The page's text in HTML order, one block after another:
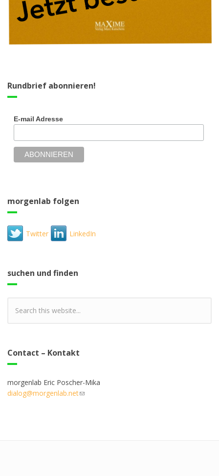
Rundbrief abonnieren!
E-mail Adresse
morgenlab folgen
Twitter LinkedIn
suchen und finden
Contact – Kontakt
morgenlab Eric Poscher-Mika
dialog@morgenlab.net(link sends e-mail)